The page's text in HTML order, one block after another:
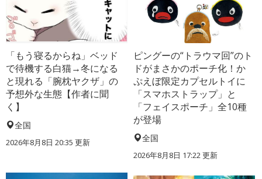
「もう寝るからね」ベッド
で待機する白猫→冬になる
と現れる「腕枕ヤクザ」の
予想外な生態【作者に聞
く】
全国
2026年8月8日 20:35 更新
ピングーの“トラウマ回”のト
ドがまさかのポーチ化！か
ぷえぼ限定カプセルトイに
「スマホストラップ」と
「フェイスポーチ」全10種
が登場
全国
2026年8月8日 17:22更新